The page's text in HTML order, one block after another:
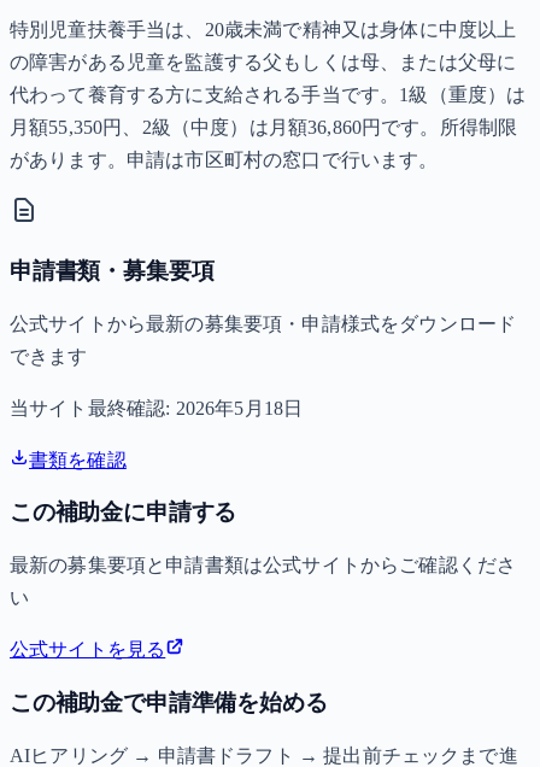
特別児童扶養手当は、20歳未満で精神又は身体に中度以上
の障害がある児童を監護する父もしくは母、または父母に
代わって養育する方に支給される手当です。1級（重度）は
月額55,350円、2級（中度）は月額36,860円です。所得制限
があります。申請は市区町村の窓口で行います。
申請書類・募集要項
公式サイトから最新の募集要項・申請様式をダウンロード
できます
当サイト最終確認: 2026年5月18日
書類を確認
この補助金に申請する
最新の募集要項と申請書類は公式サイトからご確認くださ
い
公式サイトを見る
この補助金で申請準備を始める
AIヒアリング → 申請書ドラフト → 提出前チェックまで進